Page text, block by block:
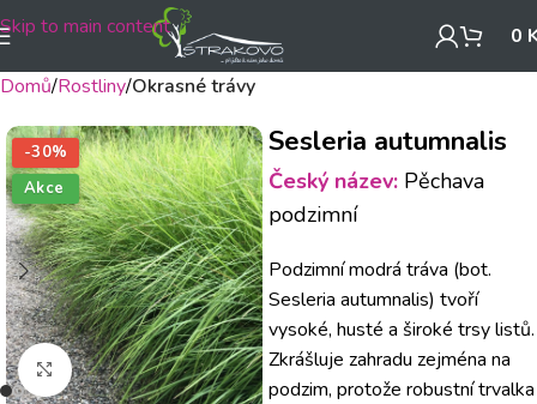
Skip to main content 0
Domů Rostliny Okrasné trávy
-30%
Akce
Klikněte pro zvětšení
Sesleria autumnalis
Český název: Pěchava
podzimní
Podzimní modrá tráva (bot.
Sesleria autumnalis) tvoří
vysoké, husté a široké trsy listů.
Zkrášluje zahradu zejména na
podzim, protože robustní trvalka